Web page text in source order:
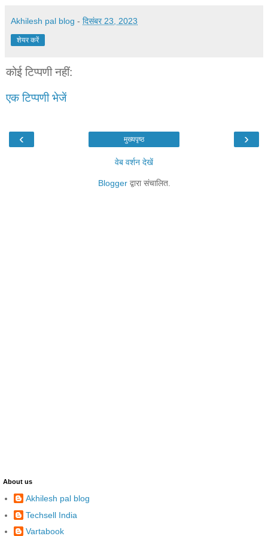
Akhilesh pal blog - दिसंबर 23, 2023
शेयर करें
कोई टिप्पणी नहीं:
एक टिप्पणी भेजें
‹ ›
मुख्यपृष्ठ
वेब वर्शन देखें
Bloggerद्वारा संचालित.
About us
Akhilesh pal blog
Techsell India
Vartabook